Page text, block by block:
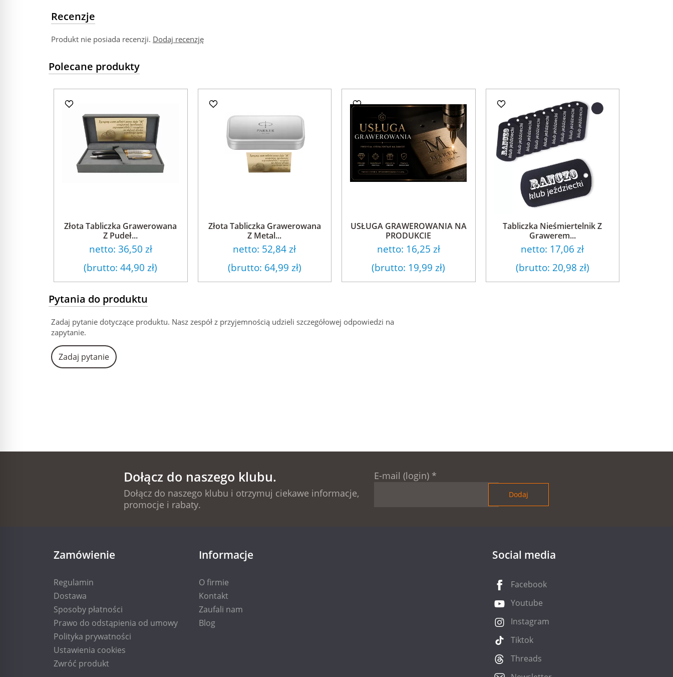
Recenzje
Produkt nie posiada recenzji. Dodaj recenzję
Polecane produkty
Złota Tabliczka Grawerowana
Z Pudeł...
netto: 36,50 zł
(brutto:44,90 zł)
Złota Tabliczka Grawerowana
Z Metal...
netto: 52,84 zł
(brutto: 64,99 zł)
USŁUGA GRAWEROWANIA NA
PRODUKCIE
netto: 16,25 zł
(brutto: 19,99 zł)
Tabliczka Nieśmiertelnik Z
Grawerem...
netto: 17,06 zł
(brutto: 20,98 zł)
Pytania do produktu
Zadaj pytanie dotyczące produktu. Nasz zespół z przyjemnością udzieli szczegółowej odpowiedzi na
zapytanie.
Zadaj pytanie
Dołącz do naszego klubu.
Dołącz do naszego klubu i otrzymuj ciekawe informacje,
promocje i rabaty.
E-mail (login) *
Zamówienie
Regulamin
Dostawa
Sposoby płatności
Prawo do odstąpienia od umowy
Polityka prywatności
Ustawienia cookies
Zwróć produkt
Informacje
O firmie
Kontakt
Zaufali nam
Blog
Social media
Facebook
Youtube
Instagram
Tiktok
Threads